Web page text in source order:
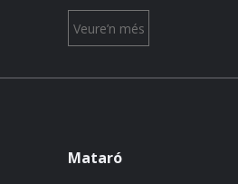
Veure’n més
Mataró